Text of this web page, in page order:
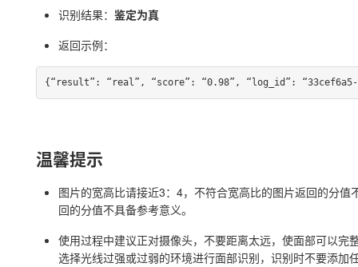
识别结果： 鉴定为真
返回示例：
{“result”: “real”, “score”: “0.98”, “log_id”: “33cef6a5-
温馨提示
图片的宽高比请接近3：4，不符合宽高比的图片返回的分
回的分值不具备参考意义。
使用过程中建议正对摄像头，不要距离太远，使面部可以
选择光线过强或过弱的环境进行面部识别，识别时不要添加